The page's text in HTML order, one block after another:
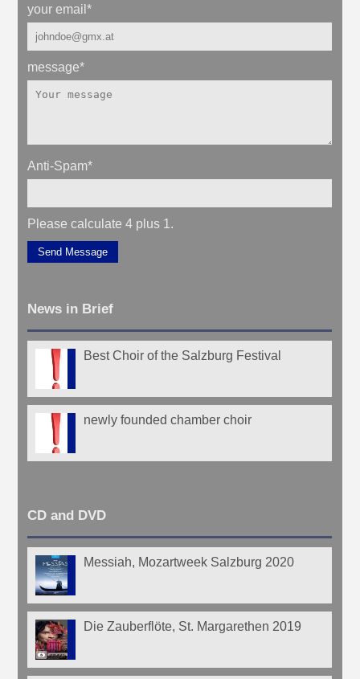
your email*
message*
Anti-Spam*
Please calculate 4 plus 1.
Send Message
News in Brief
Best Choir of the Salzburg Festival
newly founded chamber choir
CD and DVD
Messiah, Mozartweek Salzburg 2020
Die Zauberflöte, St. Margarethen 2019